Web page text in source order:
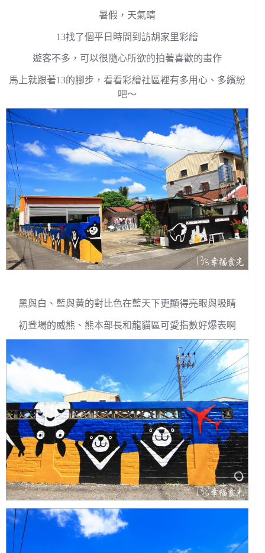
暑假，天氣晴
13找了個平日時間到訪胡家里彩繪
遊客不多，可以很隨心所欲的拍著喜歡的畫作
馬上就跟著13的腳步，看看彩繪社區裡有多用心、多繽紛
吧～
黑與白、藍與黃的對比色在藍天下更顯得亮眼與吸睛
初登場的威熊、熊本部長和龍貓區可愛指數好爆表啊